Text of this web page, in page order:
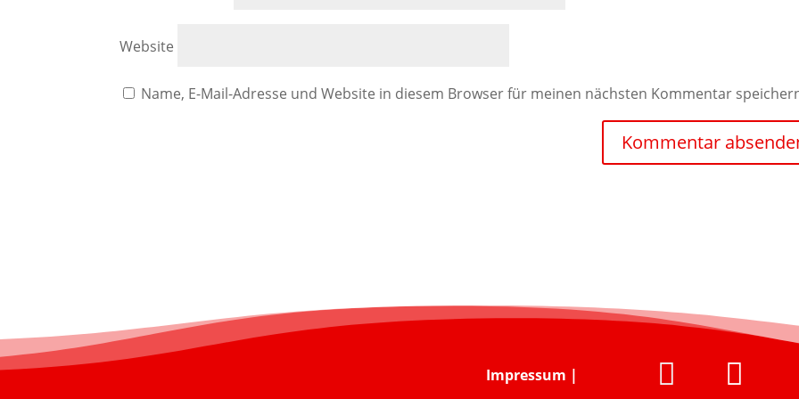
Website
Name, E-Mail-Adresse und Website in diesem Browser für meinen nächsten Kommentar
Impressum |
 